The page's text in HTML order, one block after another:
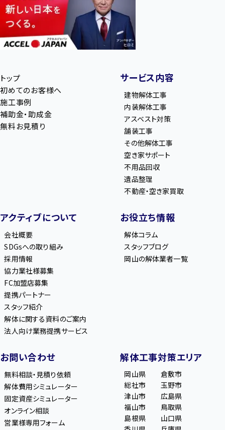
トップ
初めてのお客様へ
施工事例
補助金・助成金
無料お見積り
サービス内容
建物解体工事
内装解体工事
アスベスト対策
舗装工事
その他解体工事
空き家サポート
不用品回収
遺品整理
不動産・空き家買取
アクティブについて
会社概要
SDGsへの取り組み
採用情報
協力業社様募集
FC加盟店募集
提携パートナー
スタッフ紹介
解体に関する資料のご案内
法人向け業務提携サービス
お役立ち情報
解体コラム
スタッフブログ
岡山の解体業者一覧
お問い合わせ
無料相談・見積り依頼
解体費用シミュレーター
固定資産シミュレーター
オンライン相談
営業様専用フォーム
解体工事対策エリア
岡山県
倉敷市
総社市
玉野市
津山市
広島県
福山市
鳥取県
島根県
山口県